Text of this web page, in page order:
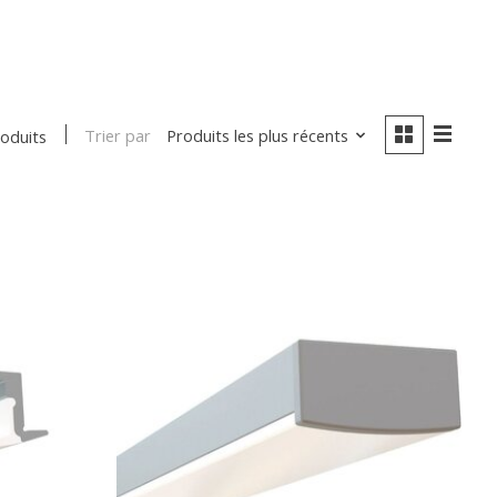
Trier par Produits les plus récents